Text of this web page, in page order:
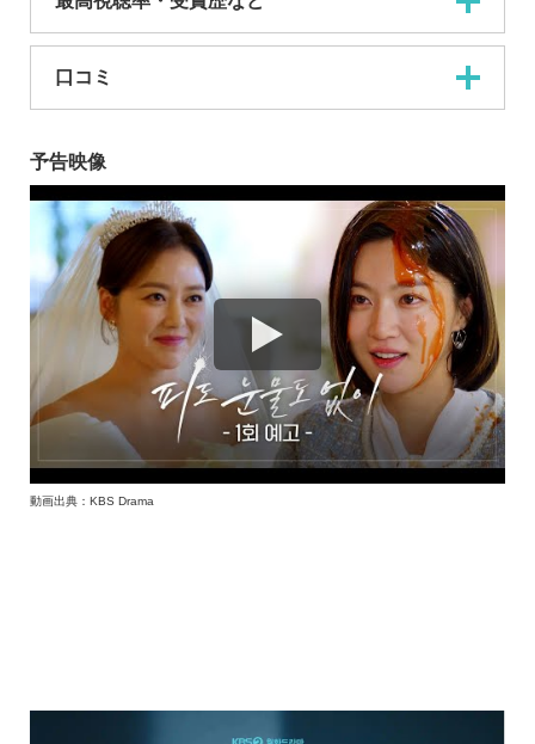
口コミ
予告映像
動画出典：KBS Drama